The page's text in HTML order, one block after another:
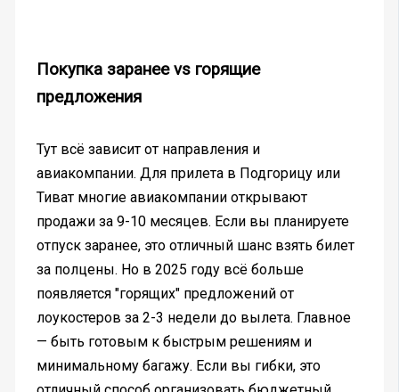
Покупка заранее vs горящие
предложения
Тут всё зависит от направления и
авиакомпании. Для прилета в Подгорицу или
Тиват многие авиакомпании открывают
продажи за 9-10 месяцев. Если вы планируете
отпуск заранее, это отличный шанс взять билет
за полцены. Но в 2025 году всё больше
появляется "горящих" предложений от
лоукостеров за 2-3 недели до вылета. Главное
— быть готовым к быстрым решениям и
минимальному багажу. Если вы гибки, это